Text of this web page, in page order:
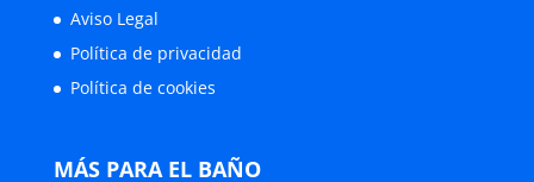
Aviso Legal
Política de privacidad
Política de cookies
MÁS PARA EL BAÑO